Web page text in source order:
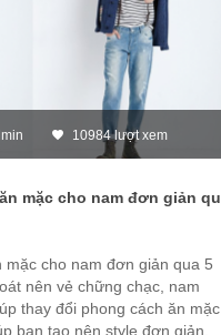
10984 lượt xem
mặc cho nam đơn giản
cho nam đơn giản qua 5
nên vẻ chững chạc, nam
thay đổi phong cách ăn mặc
bạn tạo nên style đơn giản,